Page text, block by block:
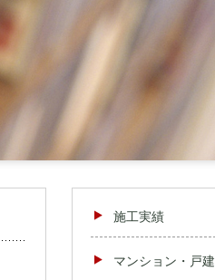
施工実績
マンション・戸建